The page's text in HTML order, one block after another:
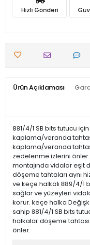
Hızlı Gönderi
Ürün Açıklaması
881/4/1 SB bits tutucu
kaplama/veranda
kaplama/veranda
zedelenme izlerini
montajında vidalar eşit
döşeme tahtaları aynı
ve keçe halkalı 889/4/1
sağlar ve yüzeyleri
korur. keçe halka
sahip 881/4/1 SB bits
halkalar döşeme
önler.